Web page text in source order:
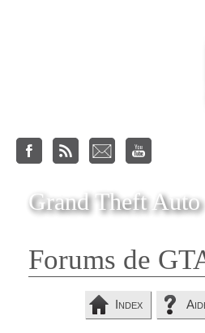
Grand Theft Auto
Forums de
Index